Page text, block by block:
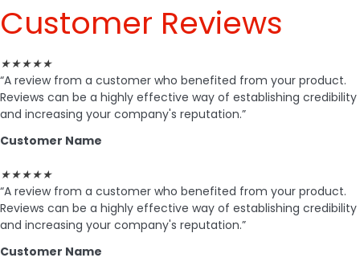
Customer Reviews
★★★★★
“A review from a customer who benefited from your product.
Reviews can be a highly effective way of establishing credibility
and increasing your company's reputation.”
Customer Name
★★★★★
“A review from a customer who benefited from your product.
Reviews can be a highly effective way of establishing credibility
and increasing your company's reputation.”
Customer Name